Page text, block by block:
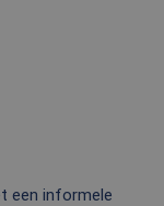
een informele